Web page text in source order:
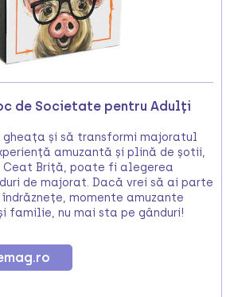
de Societate pentru Adulți
gheața și să transformi majoratul
amuzantă și plină de șotii,
Briță, poate fi alegerea
de majorat. Dacă vrei să ai parte
momente amuzante
familie, nu mai sta pe gânduri!